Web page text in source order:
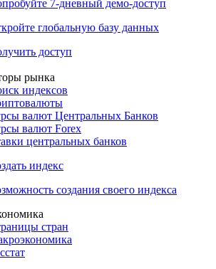
7-дневный демо-доступ
глобальную базу данных
доступ
рынка
индексов
валют Центральных Банков
валют Forex
центральных банков
индекс
создания своего индекса
стран